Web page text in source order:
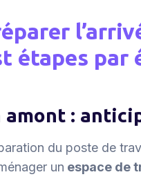
étapes par
amont :
du poste de
un espace de